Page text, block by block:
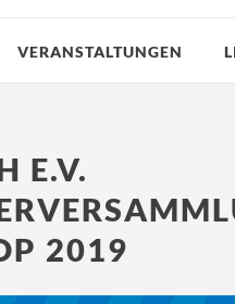
VERANSTALTUNGEN
E.V.
2019